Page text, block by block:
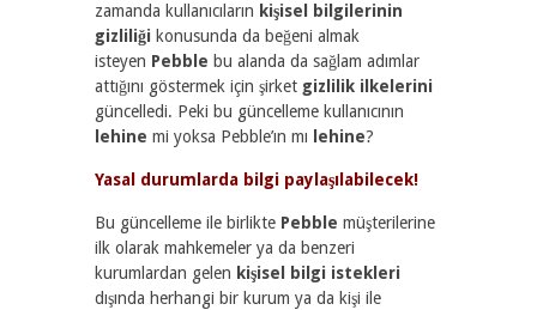
zamanda kullanıcıların kişisel bilgilerinin
gizliliği konusunda da beğeni almak
isteyen Pebble bu alanda da sağlam adımlar
attığını göstermek için şirket gizlilik ilkelerini
güncelledi. Peki bu güncelleme kullanıcının
lehine mi yoksa Pebble’ın mı lehine?
Yasal durumlarda bilgi paylaşılabilecek!
Bu güncelleme ile birlikte Pebble müşterilerine
ilk olarak mahkemeler ya da benzeri
kurumlardan gelen kişisel bilgi istekleri
dışında herhangi bir kurum ya da kişi ile